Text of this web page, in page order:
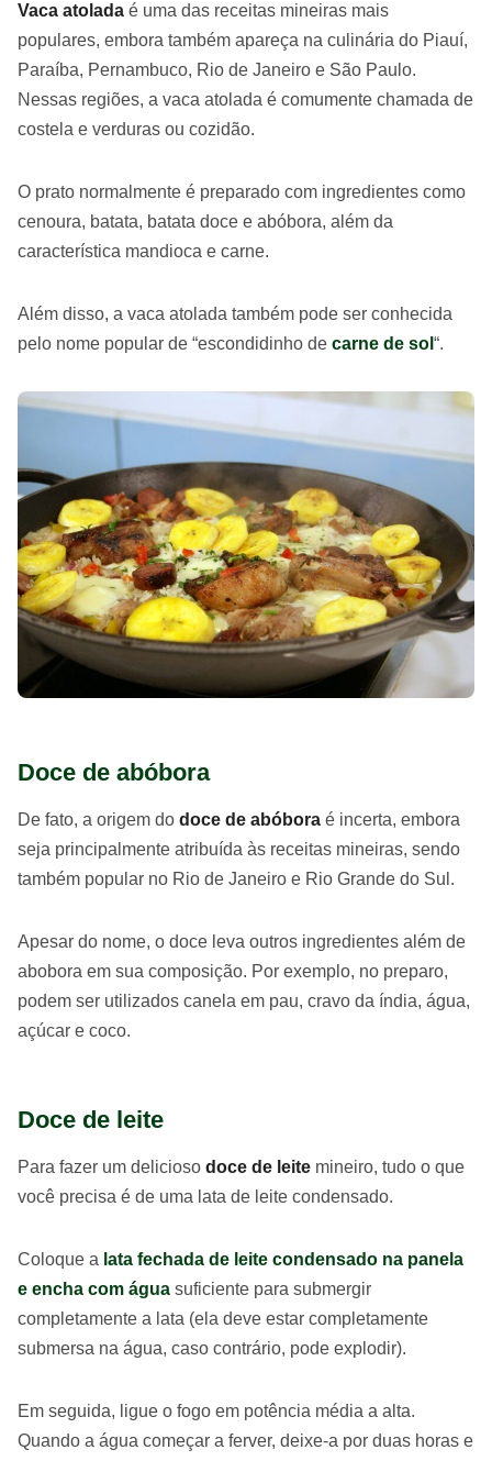
Vaca atolada é uma das receitas mineiras mais
populares, embora também apareça na culinária do Piauí,
Paraíba, Pernambuco, Rio de Janeiro e São Paulo.
Nessas regiões, a vaca atolada é comumente chamada de
costela e verduras ou cozidão.
O prato normalmente é preparado com ingredientes como
cenoura, batata, batata doce e abóbora, além da
característica mandioca e carne.
Além disso, a vaca atolada também pode ser conhecida
pelo nome popular de “escondidinho de carne de sol “.
Doce de abóbora
De fato, a origem do doce de abóbora é incerta, embora
seja principalmente atribuída às receitas mineiras, sendo
também popular no Rio de Janeiro e Rio Grande do Sul.
Apesar do nome, o doce leva outros ingredientes além de
abobora em sua composição. Por exemplo, no preparo,
podem ser utilizados canela em pau, cravo da índia, água,
açúcar e coco.
Doce de leite
Para fazer um delicioso doce de leite mineiro, tudo o que
você precisa é de uma lata de leite condensado.
Coloque a lata fechada de leite condensado na panela
e encha com água suficiente para submergir
completamente a lata (ela deve estar completamente
submersa na água, caso contrário, pode explodir).
Em seguida, ligue o fogo em potência média a alta.
Quando a água começar a ferver, deixe-a por duas horas e